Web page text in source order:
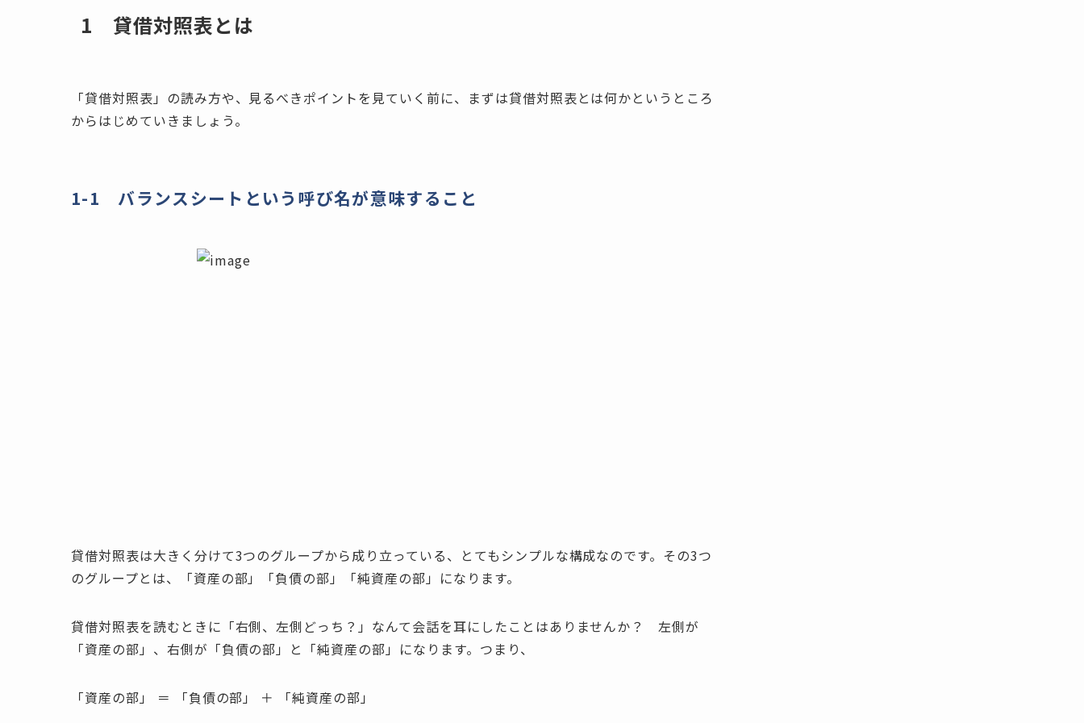
1 貸借対照表とは
「貸借対照表」の読み方や、見るべきポイントを見ていく前に、まずは貸借対照表とは何かというところ
からはじめていきましょう。
1-1 バランスシートという呼び名が意味すること
貸借対照表は大きく分けて3つのグループから成り立っている、とてもシンプルな構成なのです。その3つ
のグループとは、「資産の部」「負債の部」「純資産の部」になります。
貸借対照表を読むときに「右側、左側どっち？」なんて会話を耳にしたことはありませんか？ 左側が
「資産の部」、右側が「負債の部」と「純資産の部」になります。つまり、
「資産の部」 ＝ 「負債の部」 ＋ 「純資産の部」